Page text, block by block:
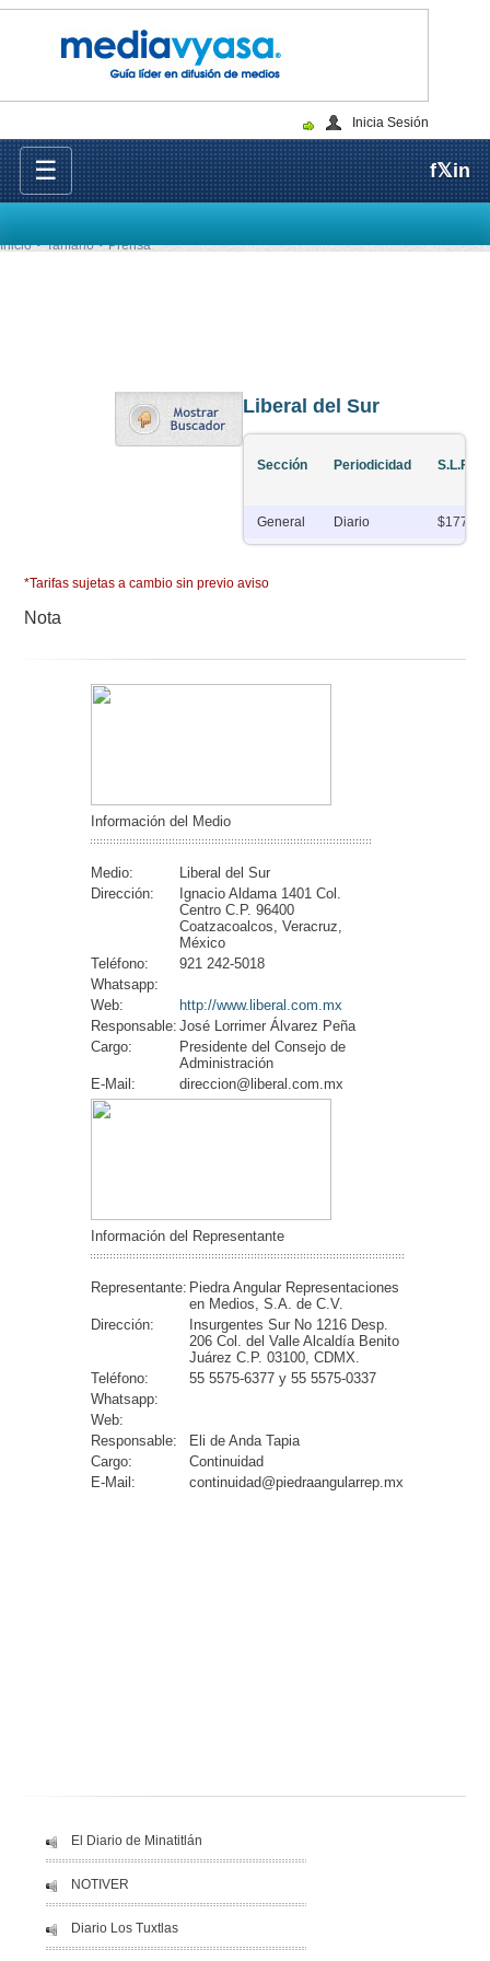
Inicia Sesión
☰ f𝕏in
Inicio Tarifario Prensa
Liberal del Sur
Sección Periodicidad S.L.F. B/
General Diario $177.14
*Tarifas sujetas a cambio sin previo aviso
Nota
Información del Medio
Medio:
Liberal del Sur
Dirección:
Ignacio Aldama 1401 Col.
Centro C.P. 96400
Coatzacoalcos, Veracruz,
México
Teléfono:
921 242-5018
Whatsapp:
Web:
http://www.liberal.com.mx
Responsable: José Lorrimer Álvarez Peña
Cargo:
Presidente del Consejo de
Administración
E-Mail:
direccion@liberal.com.mx
Información del Representante
Representante: Piedra Angular Representaciones
en Medios, S.A. de C.V.
Dirección:
Insurgentes Sur No 1216 Desp.
206 Col. del Valle Alcaldía Benito
Juárez C.P. 03100, CDMX.
Teléfono:
55 5575-6377 y 55 5575-0337
Whatsapp:
Web:
Responsable:
Eli de Anda Tapia
Cargo:
Continuidad
E-Mail:
continuidad@piedraangularrep.mx
El Diario de Minatitlán
NOTIVER
Diario Los Tuxtlas